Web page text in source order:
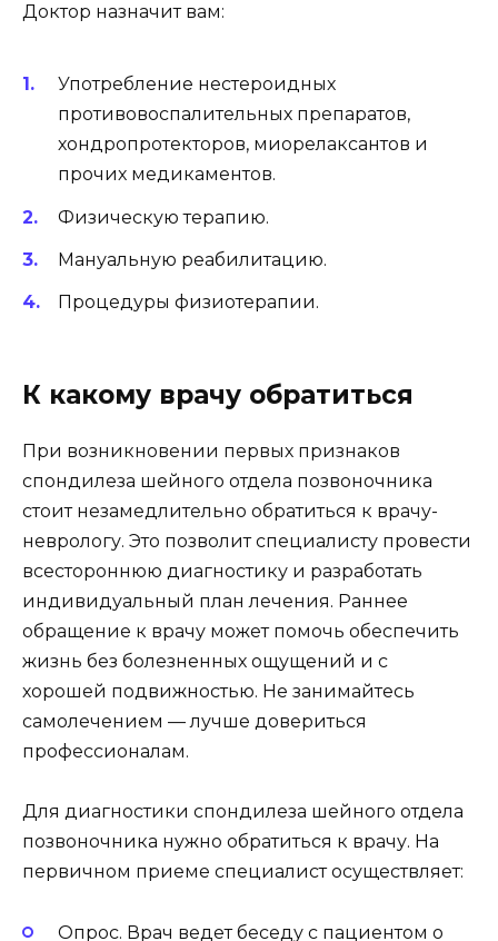
Доктор назначит вам:
Употребление нестероидных
противовоспалительных препаратов,
хондропротекторов, миорелаксантов и
прочих медикаментов.
Физическую терапию.
Мануальную реабилитацию.
Процедуры физиотерапии.
К какому врачу обратиться
При возникновении первых признаков
спондилеза шейного отдела позвоночника
стоит незамедлительно обратиться к врачу-
неврологу. Это позволит специалисту провести
всестороннюю диагностику и разработать
индивидуальный план лечения. Раннее
обращение к врачу может помочь обеспечить
жизнь без болезненных ощущений и с
хорошей подвижностью. Не занимайтесь
самолечением — лучше довериться
профессионалам.
Для диагностики спондилеза шейного отдела
позвоночника нужно обратиться к врачу. На
первичном приеме специалист осуществляет:
Опрос. Врач ведет беседу с пациентом о